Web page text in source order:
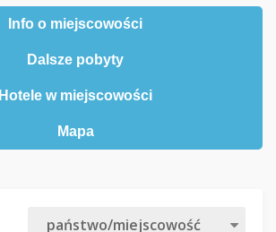
Info o miejscowości
Dalsze pobyty
Hotele w miejscowości
Mapa